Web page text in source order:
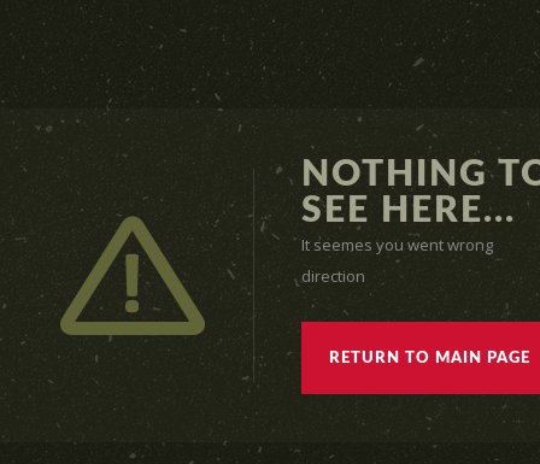
NOTHING
SEE HERE...
It seemes you went wrong
direction
RETURN TO MAIN PAGE